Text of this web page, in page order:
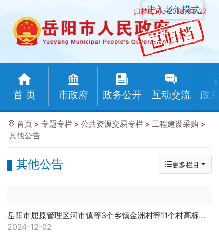
归档时间：2018-03-27
首 页 市政府 政务公开 互动交流 政
进入老年模式
首页 > 专题专栏 > 公共资源交易专栏 > 工程建设采购 >
其他公告
其他公告 更多栏目
岳阳市屈原管理区河市镇等3个乡镇金洲村等11个村高标准农田建设项目(二〇二四年)五标段
2024-12-02